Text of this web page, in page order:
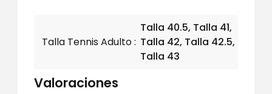
Talla Tennis Adulto
Talla 40.5, Talla 41,
Talla 42, Talla 42.5,
Talla 43
Valoraciones